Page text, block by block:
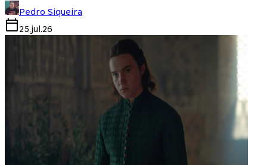
Pedro Siqueira
25.jul.26